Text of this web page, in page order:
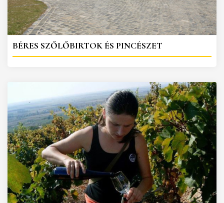
BÉRES SZŐLŐBIRTOK ÉS PINCÉSZET